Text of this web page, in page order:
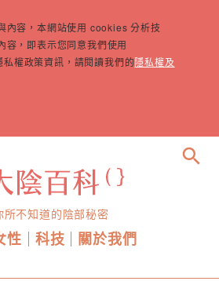
內容，本網站使用 cookies 分析技
容，即表示您同意我們使用
權政策資訊，請閱讀我們的隱私權及
所不知道的陰部秘密
性 科技 關於我們
search